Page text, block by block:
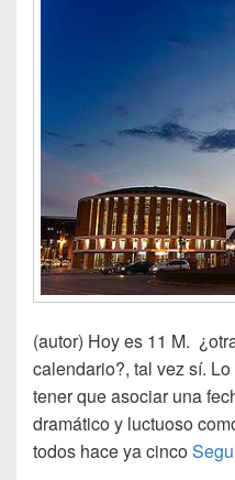
(autor) Hoy es 11 M.
calendario?, tal vez sí.
tener que asociar una
dramático y luctuoso
todos hace ya cinco